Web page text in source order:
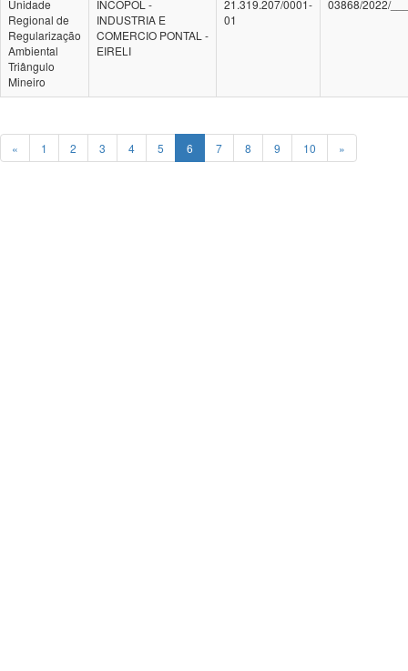
Unidade
Regional de
Regularização
Ambiental
Triângulo
Mineiro
INCOPOL -
INDUSTRIA E
COMERCIO PONTAL -
EIRELI
21.319.207/0001-
01
03868/2022/
« 1 2 3 4 5 6 7 8 9 10 »